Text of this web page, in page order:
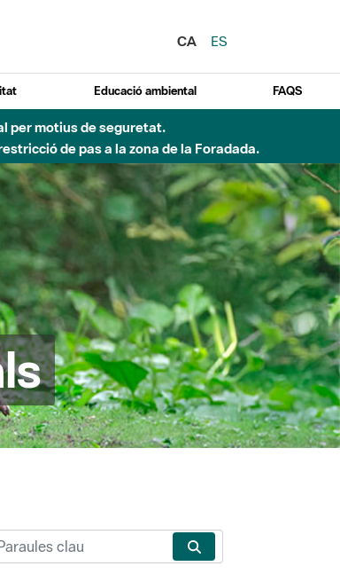
CA
ES
Educació ambiental FAQS
per motius de seguretat.
de pas a la zona de la Foradada.